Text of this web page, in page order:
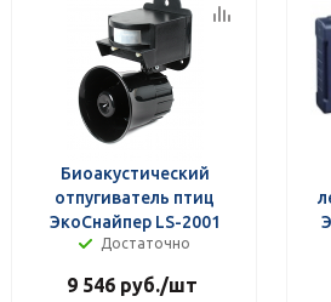
Биоакустический
отпугиватель птиц
ЭкоСнайпер LS-2001
Достаточно
9 546 руб./шт